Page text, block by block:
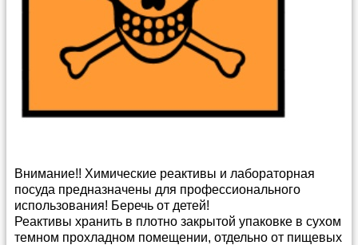
Внимание!! Химические реактивы и лабораторная
посуда предназначены для профессионального
использования! Беречь от детей!
Реактивы хранить в плотно закрытой упаковке в сухом
темном прохладном помещении, отдельно от пищевых